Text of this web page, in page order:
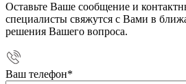
Оставьте Ваше сообщение и
специалисты свяжутся с Вами в
решения Вашего вопроса.
Ваш телефон*